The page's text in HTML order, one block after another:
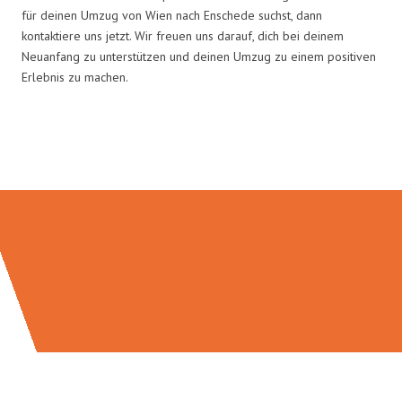
für deinen Umzug von Wien nach Enschede suchst, dann
kontaktiere uns jetzt. Wir freuen uns darauf, dich bei deinem
Neuanfang zu unterstützen und deinen Umzug zu einem positiven
Erlebnis zu machen.